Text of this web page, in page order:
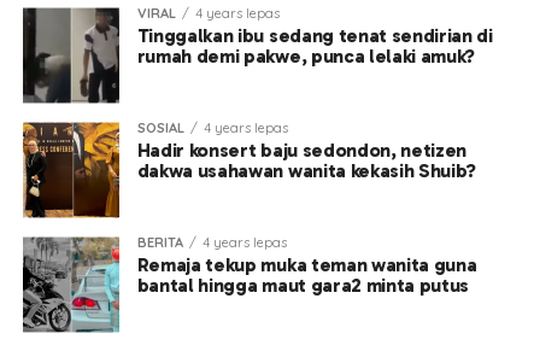
VIRAL 4 years lepas
Tinggalkan ibu sedang tenat sendirian di
rumah demi pakwe, punca lelaki amuk?
SOSIAL 4 years lepas
Hadir konsert baju sedondon, netizen
dakwa usahawan wanita kekasih Shuib?
BERITA 4 years lepas
Remaja tekup muka teman wanita guna
bantal hingga maut gara2 minta putus